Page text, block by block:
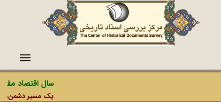
منو
سال اقتصاد
یک مسیر دشمن،